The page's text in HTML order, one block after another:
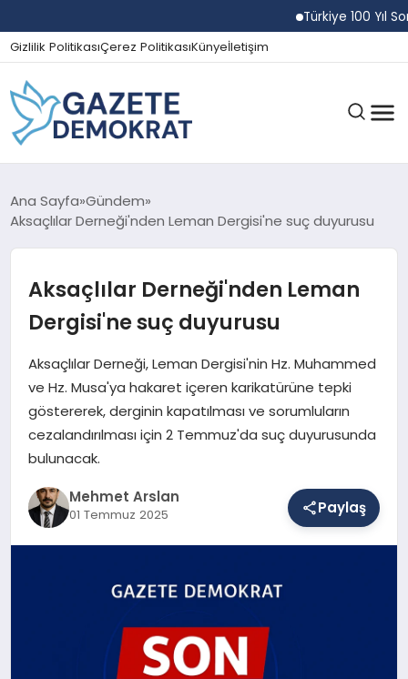
Türkiye 100 Yıl
Gizlilik PolitikasıÇerez PolitikasıKünyeİletişim
GÜNDEM
SPOR
SAĞLIK
Ana Sayfa Gündem
Aksaçlılar Derneği'nden Leman Dergisi'ne suç duyurusu
Aksaçlılar Derneği'nden Leman
Dergisi'ne suç duyurusu
Aksaçlılar Derneği, Leman Dergisi'nin Hz. Muhammed
ve Hz. Musa'ya hakaret içeren karikatürüne tepki
göstererek, derginin kapatılması ve sorumluların
cezalandırılması için 2 Temmuz'da suç duyurusunda
bulunacak.
Mehmet Arslan
01 Temmuz 2025 Paylaş